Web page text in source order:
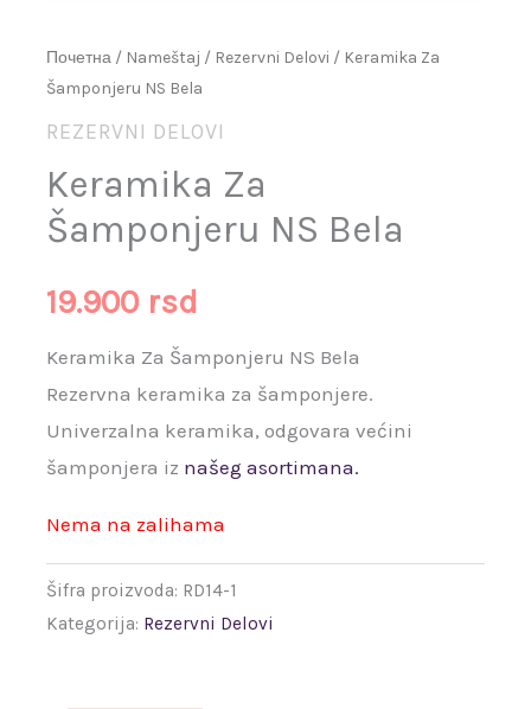
Почетна / Nameštaj / Rezervni Delovi / Keramika Za
Šamponjeru NS Bela
REZERVNI DELOVI
Keramika Za
Šamponjeru NS Bela
19.900 rsd
Keramika Za Šamponjeru NS Bela
Rezervna keramika za šamponjere.
Univerzalna keramika, odgovara većini
šamponjera iz našeg asortimana.
Nema na zalihama
Šifra proizvoda: RD14-1
Kategorija: Rezervni Delovi